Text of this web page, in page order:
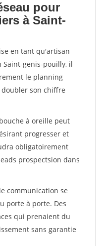
pour
à Saint-
en tant qu'artisan
Saint-genis-pouilly, il
le planning
son chiffre
à oreille peut
progresser et
obligatoirement
prospectsion dans
communication se
porte à porte. Des
qui prenaient du
sans garantie